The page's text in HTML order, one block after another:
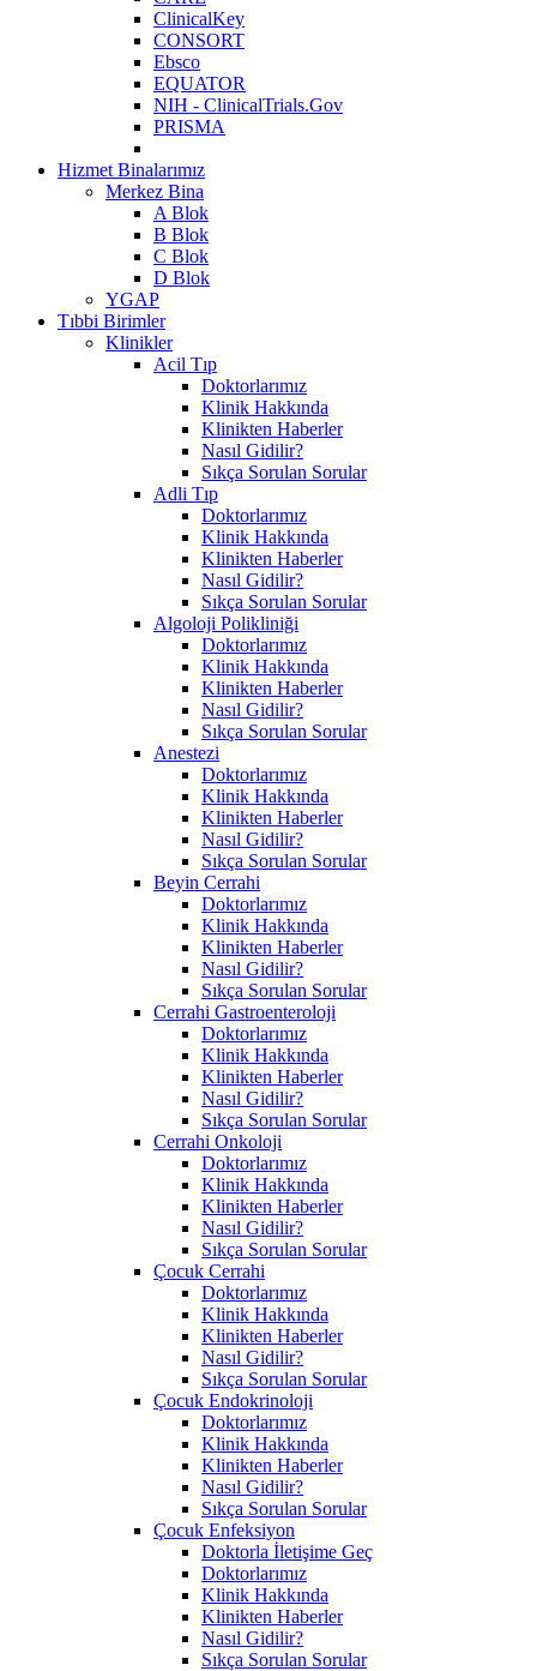
ClinicalKey
CONSORT
Ebsco
EQUATOR
NIH - ClinicalTrials.Gov
PRISMA
Hizmet Binalarımız
Merkez Bina
A Blok
B Blok
C Blok
D Blok
YGAP
Tıbbi Birimler
Klinikler
Acil Tıp
Doktorlarımız
Klinik Hakkında
Klinikten Haberler
Nasıl Gidilir?
Sıkça Sorulan Sorular
Adli Tıp
Doktorlarımız
Klinik Hakkında
Klinikten Haberler
Nasıl Gidilir?
Sıkça Sorulan Sorular
Algoloji Polikliniği
Doktorlarımız
Klinik Hakkında
Klinikten Haberler
Nasıl Gidilir?
Sıkça Sorulan Sorular
Anestezi
Doktorlarımız
Klinik Hakkında
Klinikten Haberler
Nasıl Gidilir?
Sıkça Sorulan Sorular
Beyin Cerrahi
Doktorlarımız
Klinik Hakkında
Klinikten Haberler
Nasıl Gidilir?
Sıkça Sorulan Sorular
Cerrahi Gastroenteroloji
Doktorlarımız
Klinik Hakkında
Klinikten Haberler
Nasıl Gidilir?
Sıkça Sorulan Sorular
Cerrahi Onkoloji
Doktorlarımız
Klinik Hakkında
Klinikten Haberler
Nasıl Gidilir?
Sıkça Sorulan Sorular
Çocuk Cerrahi
Doktorlarımız
Klinik Hakkında
Klinikten Haberler
Nasıl Gidilir?
Sıkça Sorulan Sorular
Çocuk Endokrinoloji
Doktorlarımız
Klinik Hakkında
Klinikten Haberler
Nasıl Gidilir?
Sıkça Sorulan Sorular
Çocuk Enfeksiyon
Doktorla İletişime Geç
Doktorlarımız
Klinik Hakkında
Klinikten Haberler
Nasıl Gidilir?
Sıkça Sorulan Sorular